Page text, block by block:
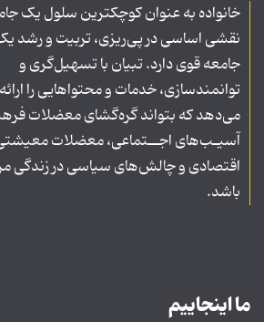
خانواده به عنوان کوچکترین سلول یک
نقشی اساسی در پی‌ریزی، تربیت و رشد
جامعه قوی دارد. تبیان با تسهیل‌گری و
توانمندسازی، خدمات و محتواهایی را ارائه
می‌دهد که بتواند گره‌گشای معضلات
آسیـب‌های اجــتماعی، معضلات
اقتصادی و چالش‌های سیاسی در زندگی
باشد.
ما اینجاییم